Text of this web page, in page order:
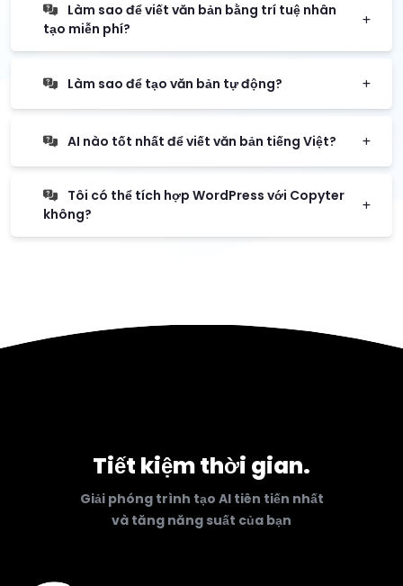
Làm sao để viết văn bản bằng trí tuệ nhân
tạo miễn phí?
Làm sao để tạo văn bản tự động?
AI nào tốt nhất để viết văn bản tiếng Việt?
Tôi có thể tích hợp WordPress với Copyter
không?
Tiết kiệm thời gian.
Giải phóng trình tạo AI tiên tiến nhất
và tăng năng suất của bạn